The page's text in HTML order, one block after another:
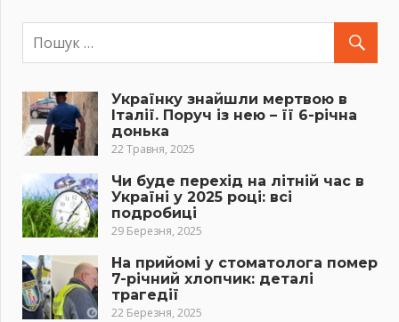
Українку знайшли мертвою в
Італії. Поруч із нею – її 6-річна
донька
22 Травня, 2025
Чи буде перехід на літній час в
Україні у 2025 році: всі
подробиці
29 Березня, 2025
На прийомі у стоматолога помер
7-річний хлопчик: деталі
трагедії
22 Березня, 2025